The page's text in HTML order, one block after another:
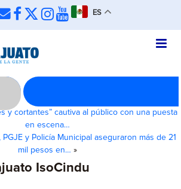
ES
y cortantes” cautiva al público con una puesta
en escena…
PGJE y Policía Municipal aseguraron más de 21
mil pesos en… »
IsoCindu